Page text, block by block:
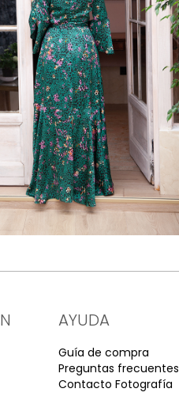
AYUDA
Guía de compra
Preguntas frecuentes
Contacto Fotografía